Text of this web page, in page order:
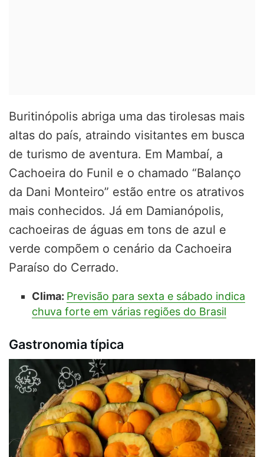
Buritinópolis abriga uma das tirolesas mais
altas do país, atraindo visitantes em busca
de turismo de aventura. Em Mambaí, a
Cachoeira do Funil e o chamado “Balanço
da Dani Monteiro” estão entre os atrativos
mais conhecidos. Já em Damianópolis,
cachoeiras de águas em tons de azul e
verde compõem o cenário da Cachoeira
Paraíso do Cerrado.
Clima: Previsão para sexta e sábado indica
chuva forte em várias regiões do Brasil
Gastronomia típica